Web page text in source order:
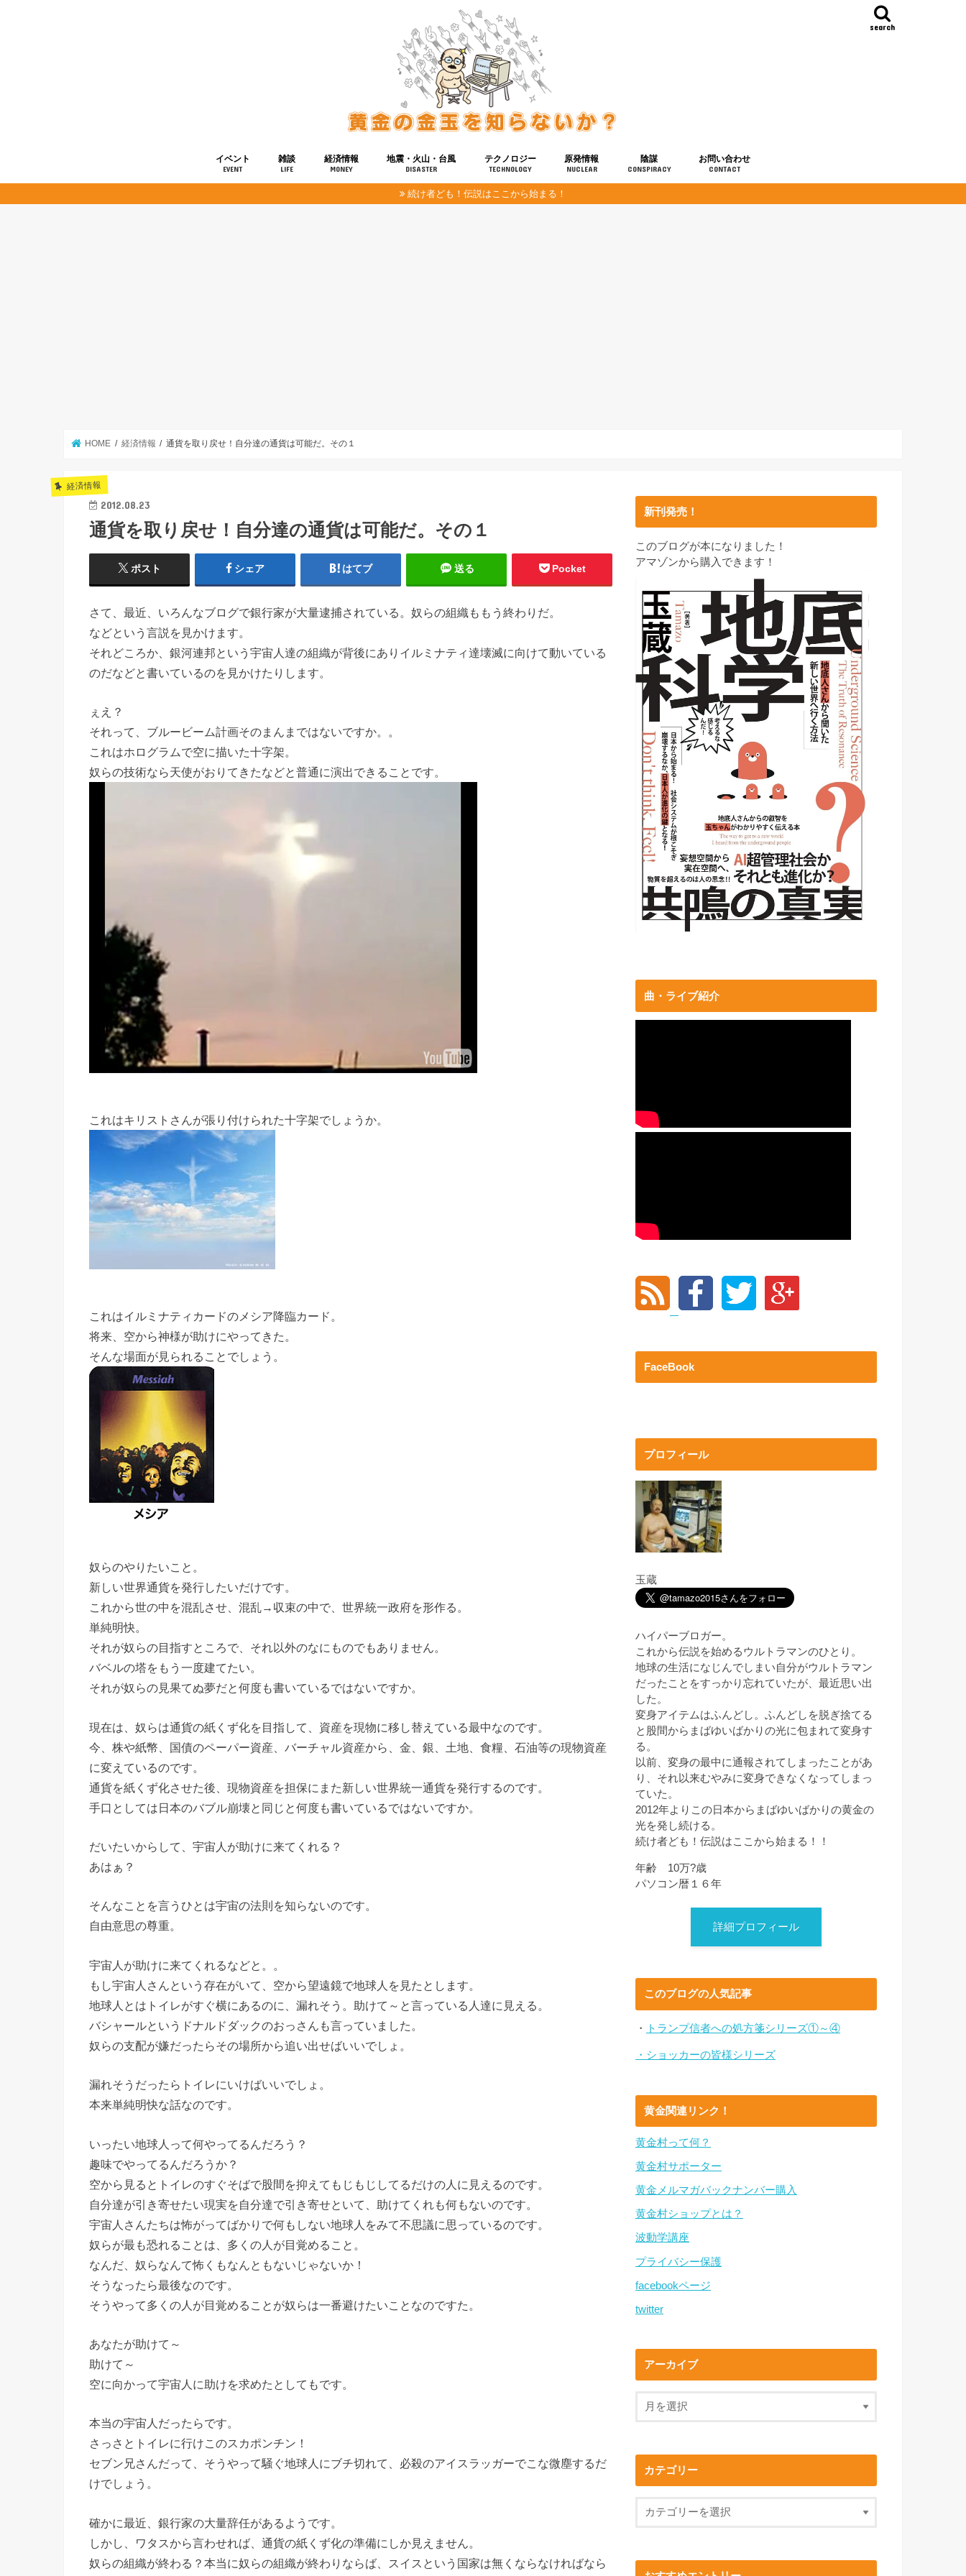
search
イベント
EVENT
雑談
LIFE
経済情報
MONEY
地震・火山・台風
DISASTER
テクノロジー
TECHNOLOGY
健康
宇宙
原発情報
NUCLEAR
陰謀
CONSPIRACY
お問い合わせ
CONTACT
続け者ども！伝説はここから始まる！
HOME 経済情報 通貨を取り戻せ！自分達の通貨は可能だ。その１
経済情報
2012.08.23
通貨を取り戻せ！自分達の通貨は可能だ。その１
ポスト シェア はてブ 送る Pocket
さて、最近、いろんなブログで銀行家が大量逮捕されている。奴らの組織ももう終わりだ。
などという言説を見かけます。
それどころか、銀河連邦という宇宙人達の組織が背後にありイルミナティ達壊滅に向けて動いている
のだなどと書いているのを見かけたりします。
ぇえ？
それって、ブルービーム計画そのまんまではないですか。。
これはホログラムで空に描いた十字架。
奴らの技術なら天使がおりてきたなどと普通に演出できることです。
これはキリストさんが張り付けられた十字架でしょうか。
これはイルミナティカードのメシア降臨カード。
将来、空から神様が助けにやってきた。
そんな場面が見られることでしょう。
奴らのやりたいこと。
新しい世界通貨を発行したいだけです。
これから世の中を混乱させ、混乱→収束の中で、世界統一政府を形作る。
単純明快。
それが奴らの目指すところで、それ以外のなにものでもありません。
バベルの塔をもう一度建てたい。
それが奴らの見果てぬ夢だと何度も書いているではないですか。
現在は、奴らは通貨の紙くず化を目指して、資産を現物に移し替えている最中なのです。
今、株や紙幣、国債のペーパー資産、バーチャル資産から、金、銀、土地、食糧、石油等の現物資産
に変えているのです。
通貨を紙くず化させた後、現物資産を担保にまた新しい世界統一通貨を発行するのです。
手口としては日本のバブル崩壊と同じと何度も書いているではないですか。
だいたいからして、宇宙人が助けに来てくれる？
あはぁ？
そんなことを言うひとは宇宙の法則を知らないのです。
自由意思の尊重。
宇宙人が助けに来てくれるなどと。。
もし宇宙人さんという存在がいて、空から望遠鏡で地球人を見たとします。
地球人とはトイレがすぐ横にあるのに、漏れそう。助けて～と言っている人達に見える。
バシャールというドナルドダックのおっさんも言っていました。
奴らの支配が嫌だったらその場所から追い出せばいいでしょ。
漏れそうだったらトイレにいけばいいでしょ。
本来単純明快な話なのです。
いったい地球人って何やってるんだろう？
趣味でやってるんだろうか？
空から見るとトイレのすぐそばで股間を抑えてもじもじしてるだけの人に見えるのです。
自分達が引き寄せたい現実を自分達で引き寄せといて、助けてくれも何もないのです。
宇宙人さんたちは怖がってばかりで何もしない地球人をみて不思議に思っているのです。
奴らが最も恐れることは、多くの人が目覚めること。
なんだ、奴らなんて怖くもなんともないじゃないか！
そうなったら最後なのです。
そうやって多くの人が目覚めることが奴らは一番避けたいことなのですた。
あなたが助けて～
助けて～
空に向かって宇宙人に助けを求めたとしてもです。
本当の宇宙人だったらです。
さっさとトイレに行けこのスカポンチン！
セブン兄さんだって、そうやって騒ぐ地球人にブチ切れて、必殺のアイスラッガーでこな微塵するだ
けでしょう。
確かに最近、銀行家の大量辞任があるようです。
しかし、ワタスから言わせれば、通貨の紙くず化の準備にしか見えません。
奴らの組織が終わる？本当に奴らの組織が終わりならば、スイスという国家は無くならなければなら
新刊発売！
このブログが本になりました！
アマゾンから購入できます！
曲・ライブ紹介
FaceBook
プロフィール
玉蔵
ハイパーブロガー。
これから伝説を始めるウルトラマンのひとり。
地球の生活になじんでしまい自分がウルトラマン
だったことをすっかり忘れていたが、最近思い出
した。
変身アイテムはふんどし。ふんどしを脱ぎ捨てる
と股間からまばゆいばかりの光に包まれて変身す
る。
以前、変身の最中に通報されてしまったことがあ
り、それ以来むやみに変身できなくなってしまっ
ていた。
2012年よりこの日本からまばゆいばかりの黄金の
光を発し続ける。
続け者ども！伝説はここから始まる！！
年齢 10万?歳
パソコン暦１６年
詳細プロフィール
このブログの人気記事
・ トランプ信者への処方箋シリーズ①～④
・ショッカーの皆様シリーズ
黄金関連リンク！
黄金村って何？
黄金村サポーター
黄金メルマガバックナンバー購入
黄金村ショップとは？
波動学講座
プライバシー保護
facebookページ
twitter
アーカイブ
カテゴリー